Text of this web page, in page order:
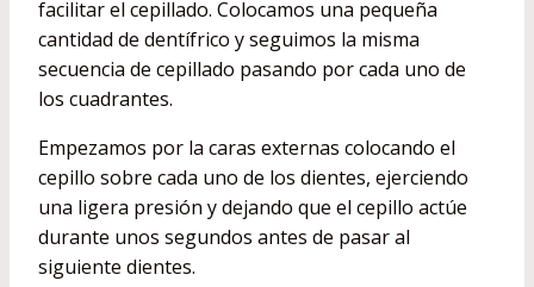
facilitar el cepillado. Colocamos una pequeña
cantidad de dentífrico y seguimos la misma
secuencia de cepillado pasando por cada uno de
los cuadrantes.
Empezamos por la caras externas colocando el
cepillo sobre cada uno de los dientes, ejerciendo
una ligera presión y dejando que el cepillo actúe
durante unos segundos antes de pasar al
siguiente dientes.